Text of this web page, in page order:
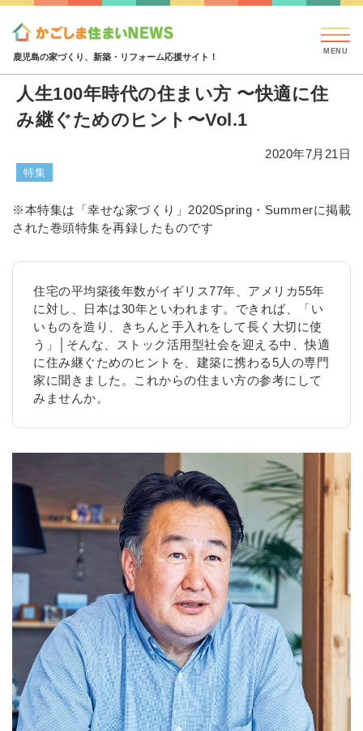
鹿児島の家づくり、新築・リフォーム応援サイト！
人生100年時代の住まい方 〜快適に住み
人生100年時代の住まい方 〜快適に住
み継ぐためのヒント〜Vol.1
2020年7月21日
特集
※本特集は「幸せな家づくり」2020Spring・Summerに掲載
された巻頭特集を再録したものです
住宅の平均築後年数がイギリス77年、アメリカ55年
に対し、日本は30年といわれます。できれば、「い
いものを造り、きちんと手入れをして長く大切に使
う」│そんな、ストック活用型社会を迎える中、快適
に住み継ぐためのヒントを、建築に携わる5人の専門
家に聞きました。これからの住まい方の参考にして
みませんか。